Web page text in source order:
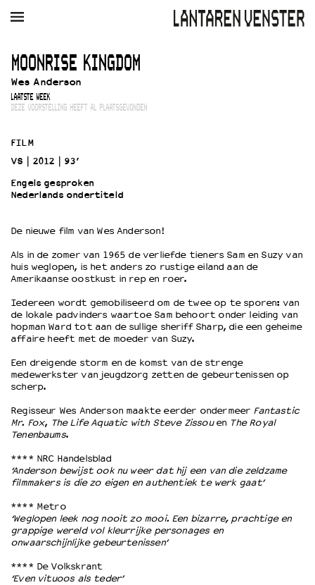
AGENDA FILM MUZIEK RESTAURANT
Winkelmandje
Zoek
Openingstijden & contact
Bereikbaarheid
Kaartverkoop
EDUCATIE
Filmprogramma’s Primair Onderwijs
Filmprogramma’s VO/MBO
Speciale educatieprogramma’s
Wat we doen
Werken bij
Word vriend
Historie
Partners
Huisregels
Privacyverklaring
Integriteits- en gedragscode
Duurzaamheid
Culturele boycot Israël
MOONRISE KINGDOM
Wes Anderson
LAATSTE WEEK
DEZE VOORSTELLING HEEFT AL PLAATSGEVONDEN
FILM
VS
2012
93’
Engels gesproken
Nederlands ondertiteld
De nieuwe film van Wes Anderson!
Als in de zomer van 1965 de verliefde tieners Sam en Suzy van
huis weglopen, is het anders zo rustige eiland aan de
Amerikaanse oostkust in rep en roer.
Iedereen wordt gemobiliseerd om de twee op te sporen: van
de lokale padvinders waartoe Sam behoort onder leiding van
hopman Ward tot aan de sullige sheriff Sharp, die een geheime
affaire heeft met de moeder van Suzy.
Een dreigende storm en de komst van de strenge
medewerkster van jeugdzorg zetten de gebeurtenissen op
scherp.
Regisseur Wes Anderson maakte eerder ondermeer Fantastic
Mr. Fox, The Life Aquatic with Steve Zissouen The Royal
Tenenbaums.
**** NRC Handelsblad
‘Anderson bewijst ook nu weer dat hij een van die zeldzame
filmmakers is die zo eigen en authentiek te werk gaat’
**** Metro
‘Weglopen leek nog nooit zo mooi. Een bizarre, prachtige en
grappige wereld vol kleurrijke personages en
onwaarschijnlijke gebeurtenissen’
**** De Volkskrant
‘Even vituoos als teder’